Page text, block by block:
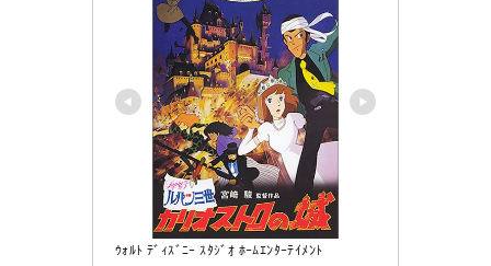
ｳｫﾙﾄ ﾃﾞｨｽﾞﾆｰ ｽﾀｼﾞｵ ﾎｰﾑｴﾝﾀｰﾃｲﾒﾝﾄ